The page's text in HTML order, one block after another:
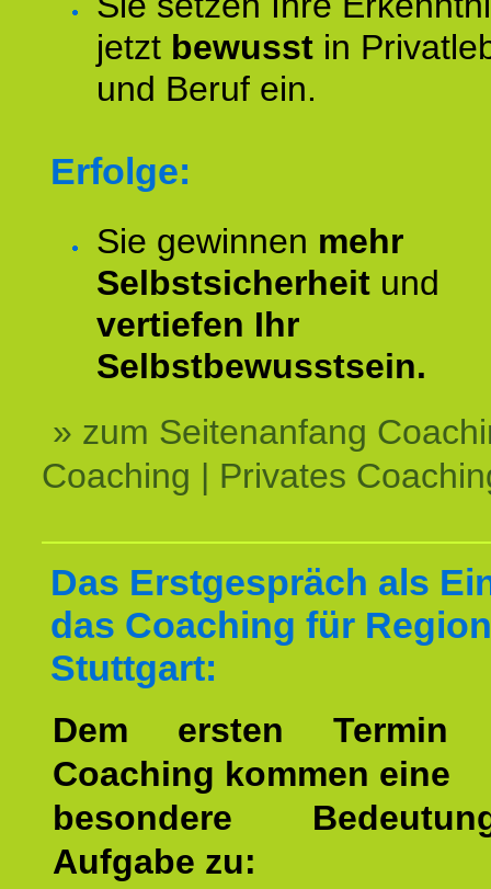
jetzt bewusst in
und Beruf ein.
Erfolge:
Sie gewinnen mehr
Selbstsicherheit und
vertiefen Ihr
Selbstbewusstsein.
» zum Seitenanfang
Coaching | Privates
Das Erstgespräch als
das Coaching für Region
Stuttgart:
Dem ersten
Coaching kommen eine
besondere
Aufgabe zu: